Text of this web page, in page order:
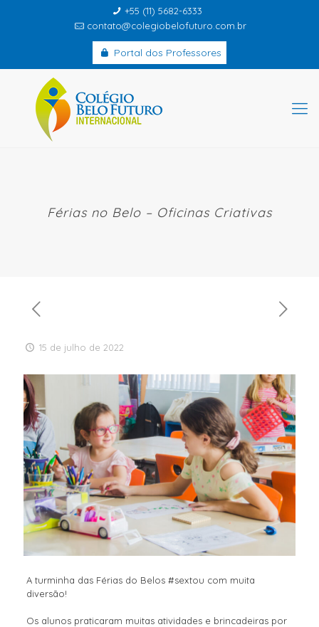
+55 (11) 5682-6333
contato@colegiobelofuturo.com.br
Portal dos Professores
Férias no Belo – Oficinas Criativas
15 de julho de 2022
A turminha das Férias do Belos #sextou com muita
diversão!
Os alunos praticaram muitas atividades e brincadeiras por